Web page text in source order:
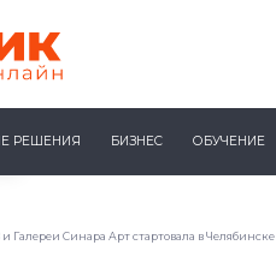
РЕШЕНИЯ БИЗНЕС ОБУЧЕНИЕ
Галереи Синара Арт стартовала в Челябинске